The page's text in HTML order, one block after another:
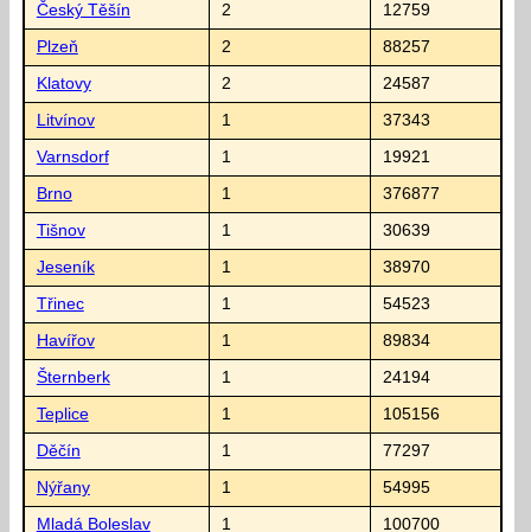
Český Těšín 2 12759
Plzeň 2 88257
Klatovy 2 24587
Litvínov 1 37343
Varnsdorf 1 19921
Brno 1 376877
Tišnov 1 30639
Jeseník 1 38970
Třinec 1 54523
Havířov 1 89834
Šternberk 1 24194
Teplice 1 105156
Děčín 1 77297
Nýřany 1 54995
Mladá Boleslav 1 100700